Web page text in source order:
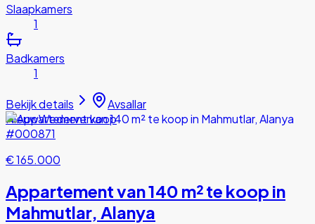
Slaapkamers
1
Badkamers
1
Bekijk details
Avsallar
NieuwWederverkoop
#000871
€ 165.000
Appartement van 140 m² te koop in
Mahmutlar, Alanya